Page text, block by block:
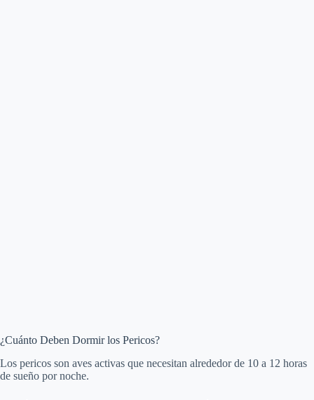
¿Cuánto Deben Dormir los Pericos?
Los pericos son aves activas que necesitan alrededor de 10 a 12 horas
de sueño por noche.